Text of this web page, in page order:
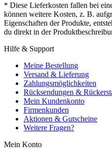
* Diese Lieferkosten fallen bei
können weitere Kosten, z. B.
Eigenschaften der Produkte,
du direkt in der
Hilfe & Support
Meine Bestellung
Versand & Lieferung
Zahlungsmöglichkeiten
Rücksendungen &
Mein Kundenkonto
Firmenkunden
Aktionen & Gutscheine
Weitere Fragen?
Mein Konto